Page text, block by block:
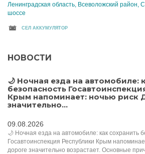
Ленинградская область, Всеволожский район,
шоссе
CЕЛ АККУМУЛЯТОР
НОВОСТИ
🌙 Ночная езда на автомобиле:
безопасность
Крым напоминает: ночью риск
значительно...
09.08.2026
🌙 Ночная езда на автомобиле: как сохранить
Госавтоинспекция Республики Крым
дороге значительно возрастает. Основные